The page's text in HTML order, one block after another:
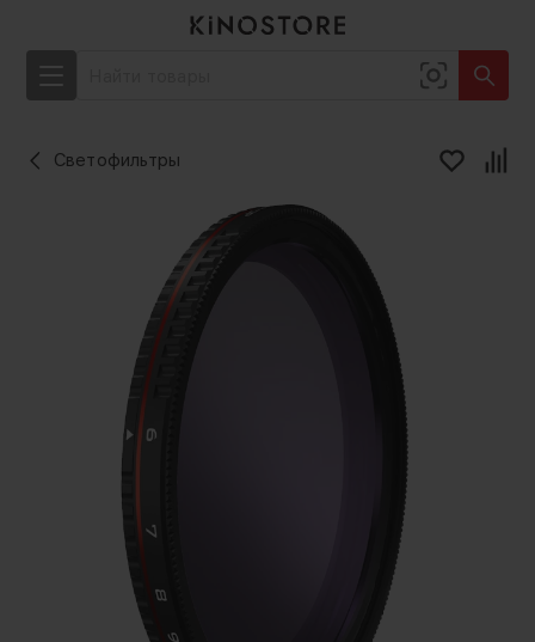
Светофильтры